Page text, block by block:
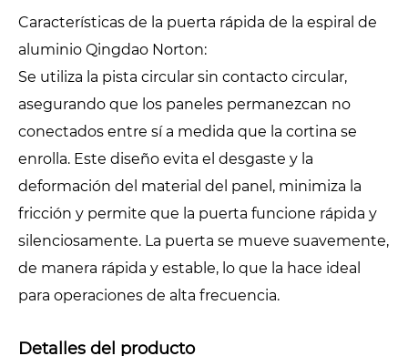
Características de la puerta rápida de la espiral de
aluminio Qingdao Norton:
Se utiliza la pista circular sin contacto circular,
asegurando que los paneles permanezcan no
conectados entre sí a medida que la cortina se
enrolla. Este diseño evita el desgaste y la
deformación del material del panel, minimiza la
fricción y permite que la puerta funcione rápida y
silenciosamente. La puerta se mueve suavemente,
de manera rápida y estable, lo que la hace ideal
para operaciones de alta frecuencia.
Detalles del producto